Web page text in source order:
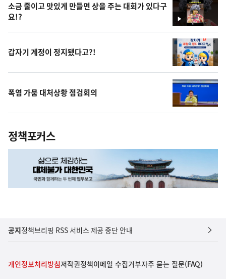
영
상
소금 줄이고 맛있게 만들면 상을 주는 대회가 있다구
요!?
갑자기 계정이 정지됐다고?!
폭염 가뭄 대처상황 점검회의
정책포커스
공지정책브리핑 RSS 서비스 제공 중단 안내
개인정보처리방침저작권정책이메일 수집거부자주 묻는 질문(FAQ)